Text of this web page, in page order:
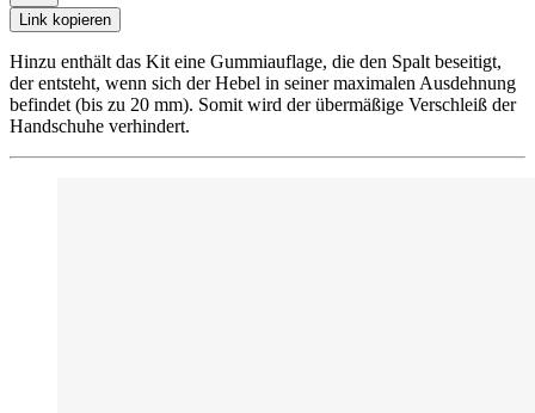
Link kopieren
Hinzu enthält das Kit eine Gummiauflage, die den Spalt beseitigt,
der entsteht, wenn sich der Hebel in seiner maximalen Ausdehnung
befindet (bis zu 20 mm). Somit wird der übermäßige Verschleiß der
Handschuhe verhindert.